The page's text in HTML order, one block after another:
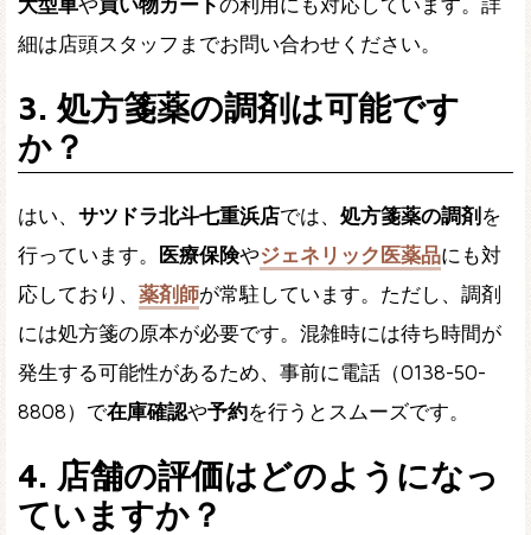
細は店頭スタッフまでお問い合わせください。
3. 処方箋薬の調剤は可能です
か？
はい、 サツドラ北斗七重浜店では、 処方箋薬の調剤 を
行っています。
医療保険やジェネリック医薬品にも対
応しており、 薬剤師が常駐しています。ただし、調剤
には処方箋の原本が必要です。混雑時には待ち時間が
発生する可能性があるため、事前に電話（0138-50-
8808）で在庫確認や予約を行うとスムーズです。
4. 店舗の評価はどのようになっ
ていますか？